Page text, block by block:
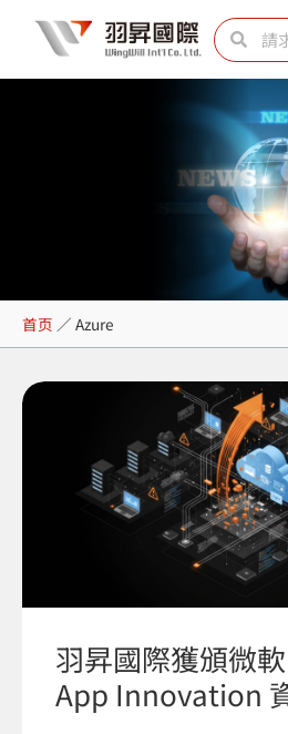
内
Search
Azure
首页 ／ Azure
羽昇國際獲頒微
App Innovation